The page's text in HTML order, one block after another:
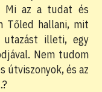
Mi az a tudat és
Tőled hallani, mit
utazást illeti, egy
Nem tudom
útviszonyok, és az